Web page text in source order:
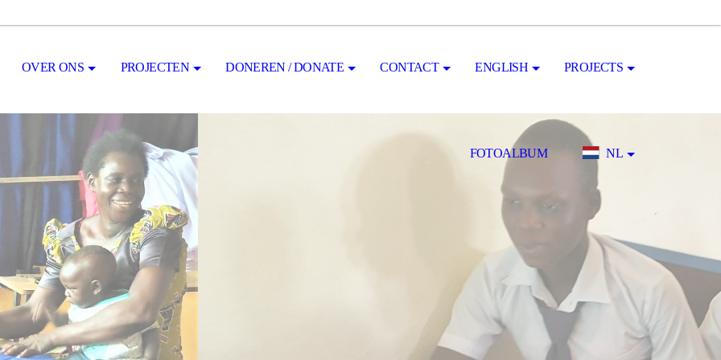
OVER ONS PROJECTEN DONEREN / DONATE CONTACT ENGLISH PROJECTS
FOTOALBUM NL